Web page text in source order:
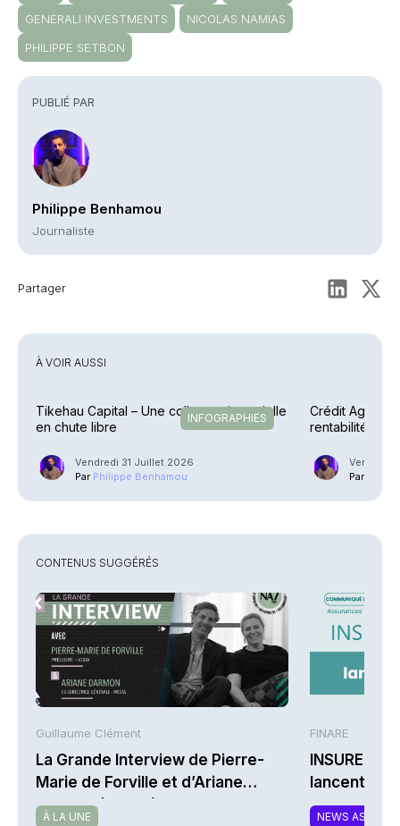
PUBLIÉ PAR
Philippe Benhamou
Journaliste
Partager
GENERALI INVESTMENTS
NICOLAS NAMIAS
PHILIPPE SETBON
À VOIR AUSSI
INFOGRAPHIES
Tikehau Capital – Une collecte trimestrielle
en chute libre
Vendredi 31 Juillet 2026
Par Philippe Benhamou
Crédit
rentabilité en
Vendredi
Par
CONTENUS SUGGÉRÉS
Guillaume Clément
La Grande Interview de Pierre-
Marie de Forville et d’Ariane
Darmon (Ivesta)
À LA UNE
FINARE
INSUREM
lancent
nouvelle
NEWS